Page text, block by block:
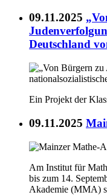
09.11.2025
Deutschland
Ein Projekt der
09.11.2025
Am Institut für
bis zum 14.
Akademie (MMA)